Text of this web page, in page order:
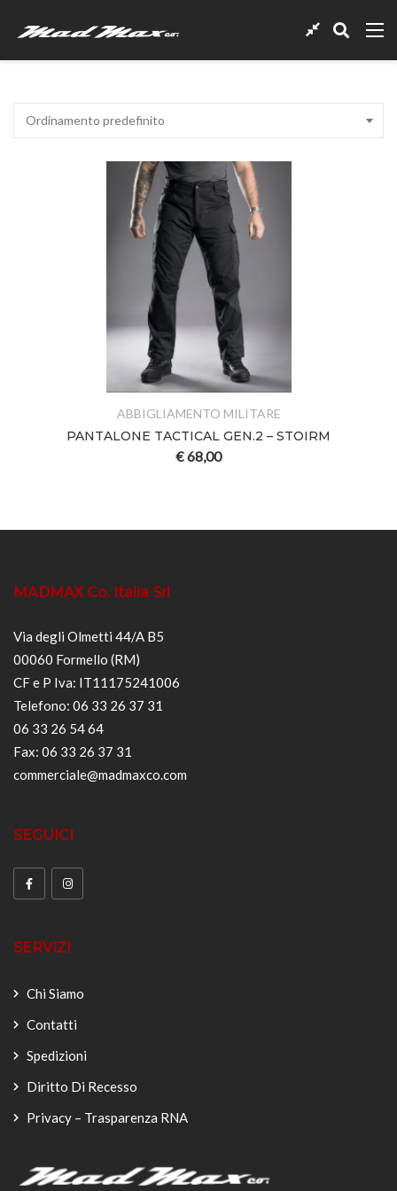
Ordinamento predefinito
ABBIGLIAMENTO MILITARE
PANTALONE TACTICAL GEN.2 – STOIRM
€68,00
MADMAX Co. Italia Srl
Via degli Olmetti 44/A B5
00060 Formello (RM)
CF e P Iva: IT11175241006
Telefono: 06 33 26 37 31
06 33 26 54 64
Fax: 06 33 26 37 31
commerciale@madmaxco.com
SEGUICI
SERVIZI
Chi Siamo
Contatti
Spedizioni
Diritto Di Recesso
Privacy – Trasparenza RNA